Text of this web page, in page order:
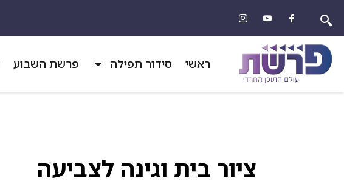
ראשי סידור תפילה פרשת השבוע
ציור בית וגינה לצביעה